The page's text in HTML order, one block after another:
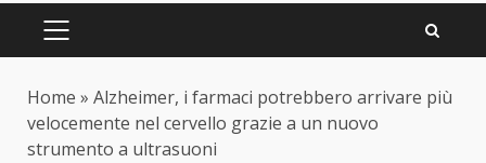
PRIMARY
Home » Alzheimer, i farmaci potrebbero arrivare più
velocemente nel cervello grazie a un nuovo
strumento a ultrasuoni